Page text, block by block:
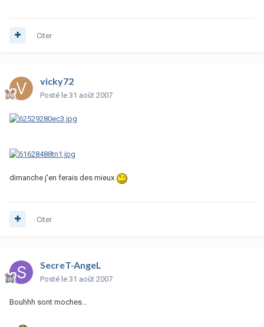
Citer
vicky72
Posté le 31 août 2007
dimanche j'en ferais des mieux
Citer
SecreT-AngeL
Posté le 31 août 2007
Bouhhh sont moches...